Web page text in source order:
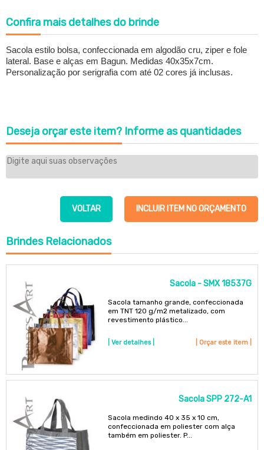
Confira mais detalhes do brinde
Sacola estilo bolsa, confeccionada em algodão cru, ziper e fole
lateral. Base e alças em Bagun. Medidas 40x35x7cm.
Personalização por serigrafia com até 02 cores já inclusas.
Deseja orçar este item? Informe as quantidades
INCLUIR ITEM NO ORÇAMENTO
VOLTAR
BrindesRelacionados
Sacola - SMX 18537G
Sacola tamanho grande, confeccionada
em TNT 120 g/m2 metalizado, com
revestimento plástico...
| Ver detalhes | | Orçar este item |
Sacola SPP 272-A1
Sacola medindo 40 x 35 x 10 cm,
confeccionada em poliester com alça
também em poliester. P...